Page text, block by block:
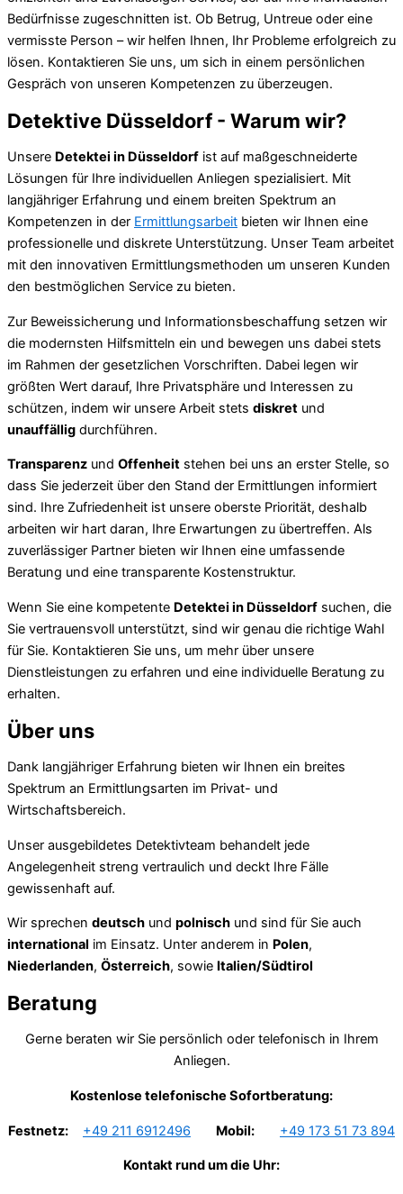
Bedürfnisse zugeschnitten ist. Ob Betrug, Untreue oder eine
vermisste Person – wir helfen Ihnen, Ihr Probleme erfolgreich zu
lösen. Kontaktieren Sie uns, um sich in einem persönlichen
Gespräch von unseren Kompetenzen zu überzeugen.
Detektive Düsseldorf - Warum wir?
Unsere Detektei in Düsseldorf ist auf maßgeschneiderte
Lösungen für Ihre individuellen Anliegen spezialisiert. Mit
langjähriger Erfahrung und einem breiten Spektrum an
Kompetenzen in der Ermittlungsarbeit bieten wir Ihnen eine
professionelle und diskrete Unterstützung. Unser Team arbeitet
mit den innovativen Ermittlungsmethoden um unseren Kunden
den bestmöglichen Service zu bieten.
Zur Beweissicherung und Informationsbeschaffung setzen wir
die modernsten Hilfsmitteln ein und bewegen uns dabei stets
im Rahmen der gesetzlichen Vorschriften. Dabei legen wir
größten Wert darauf, Ihre Privatsphäre und Interessen zu
schützen, indem wir unsere Arbeit stets diskret und
unauffällig durchführen.
Transparenz und Offenheit stehen bei uns an erster Stelle, so
dass Sie jederzeit über den Stand der Ermittlungen informiert
sind. Ihre Zufriedenheit ist unsere oberste Priorität, deshalb
arbeiten wir hart daran, Ihre Erwartungen zu übertreffen. Als
zuverlässiger Partner bieten wir Ihnen eine umfassende
Beratung und eine transparente Kostenstruktur.
Wenn Sie eine kompetente Detektei in Düsseldorf suchen, die
Sie vertrauensvoll unterstützt, sind wir genau die richtige Wahl
für Sie. Kontaktieren Sie uns, um mehr über unsere
Dienstleistungen zu erfahren und eine individuelle Beratung zu
erhalten.
Über uns
Dank langjähriger Erfahrung bieten wir Ihnen ein breites
Spektrum an Ermittlungsarten im Privat- und
Wirtschaftsbereich.
Unser ausgebildetes Detektivteam behandelt jede
Angelegenheit streng vertraulich und deckt Ihre Fälle
gewissenhaft auf.
Wir sprechen deutsch und polnisch und sind für Sie auch
international im Einsatz. Unter anderem in Polen,
Niederlanden, Österreich, sowie Italien/Südtirol
Beratung
Gerne beraten wir Sie persönlich oder telefonisch in Ihrem
Anliegen.
Kostenlose telefonische Sofortberatung:
Festnetz: +49 211 6912496 Mobil: +49 173 51 73 894
Kontakt rund um die Uhr: